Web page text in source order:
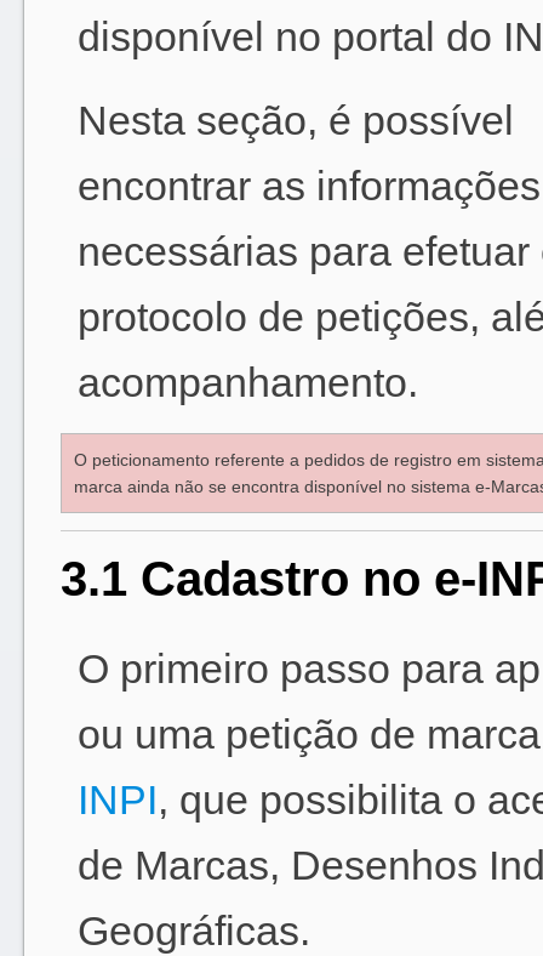
disponível no portal do
Nesta seção, é possível
encontrar as informações
necessárias para
protocolo de petições,
acompanhamento.
O peticionamento referente a pedidos de registro em
marca ainda não se encontra disponível no sistema e-
3.1 Cadastro no e-
O primeiro passo para
ou uma petição de
INPI, que possibilita o
de Marcas, Desenhos
Geográficas.